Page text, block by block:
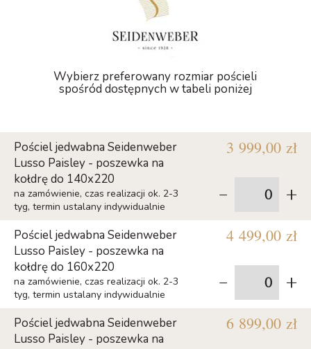
Wybierz preferowany rozmiar pościeli
spośród dostępnych w tabeli poniżej
Pościel jedwabna Seidenweber
Lusso Paisley - poszewka na
kołdrę do 140x220
na zamówienie, czas realizacji ok. 2-3
tyg, termin ustalany indywidualnie
3 999,00 zł
- +
Pościel jedwabna Seidenweber
Lusso Paisley - poszewka na
kołdrę do 160x220
na zamówienie, czas realizacji ok. 2-3
tyg, termin ustalany indywidualnie
4 499,00 zł
- +
Pościel jedwabna Seidenweber
Lusso Paisley - poszewka na
6 899,00 zł